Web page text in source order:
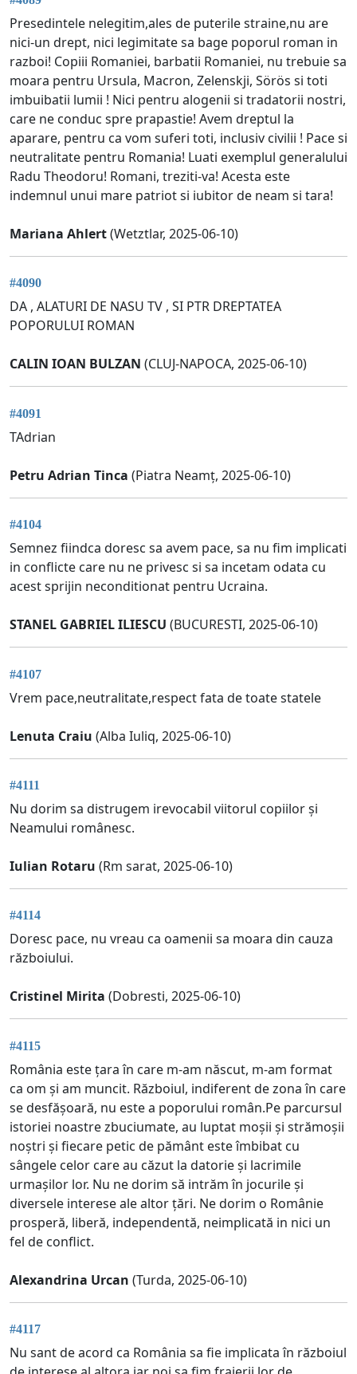
Presedintele nelegitim,ales de puterile straine,nu are
nici-un drept, nici legimitate sa bage poporul roman in
razboi! Copiii Romaniei, barbatii Romaniei, nu trebuie sa
moara pentru Ursula, Macron, Zelenskji, Sörös si toti
imbuibatii lumii ! Nici pentru alogenii si tradatorii nostri,
care ne conduc spre prapastie! Avem dreptul la
aparare, pentru ca vom suferi toti, inclusiv civilii ! Pace si
neutralitate pentru Romania! Luati exemplul generalului
Radu Theodoru! Romani, treziti-va! Acesta este
indemnul unui mare patriot si iubitor de neam si tara!
Mariana Ahlert(Wetztlar, 2025-06-10)
#4090
DA , ALATURI DE NASU TV , SI PTR DREPTATEA
POPORULUI ROMAN
CALIN IOAN BULZAN (CLUJ-NAPOCA, 2025-06-10)
#4091
TAdrian
Petru Adrian Tinca (Piatra Neamț, 2025-06-10)
#4104
Semnez fiindca doresc sa avem pace, sa nu fim implicati
in conflicte care nu ne privesc si sa incetam odata cu
acest sprijin neconditionat pentru Ucraina.
STANEL GABRIEL ILIESCU (BUCURESTI, 2025-06-10)
#4107
Vrem pace,neutralitate,respect fata de toate statele
Lenuta Craiu (Alba Iuliq, 2025-06-10)
#4111
Nu dorim sa distrugem irevocabil viitorul copiilor și
Neamului românesc.
Iulian Rotaru (Rm sarat, 2025-06-10)
#4114
Doresc pace, nu vreau ca oamenii sa moara din cauza
războiului.
Cristinel Mirita (Dobresti, 2025-06-10)
#4115
România este țara în care m-am născut, m-am format
ca om și am muncit. Războiul, indiferent de zona în care
se desfășoară, nu este a poporului român.Pe parcursul
istoriei noastre zbuciumate, au luptat moșii și strămoșii
noștri și fiecare petic de pământ este îmbibat cu
sângele celor care au căzut la datorie și lacrimile
urmașilor lor. Nu ne dorim să intrăm în jocurile și
diversele interese ale altor țări. Ne dorim o Românie
prosperă, liberă, independentă, neimplicată in nici un
fel de conflict.
Alexandrina Urcan (Turda, 2025-06-10)
#4117
Nu sant de acord ca România sa fie implicata în războiul